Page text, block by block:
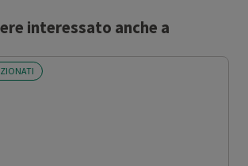
interessato anche a